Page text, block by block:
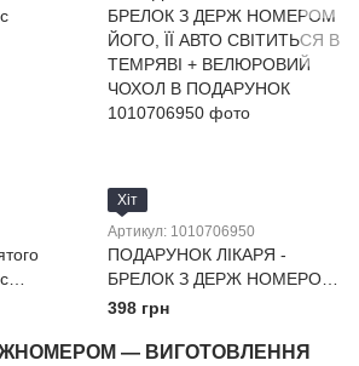
Хіт
Артикул: 1010706950
ПОДАРУНОК ЛІКАРЯ -
БРЕЛОК З ДЕРЖ НОМЕРОМ
ЙОГО, ЇЇ АВТО СВІТИТЬСЯ В
ЧОХОЛ В ПОДАРУНОК
398 грн
— ВИГОТОВЛЕННЯ